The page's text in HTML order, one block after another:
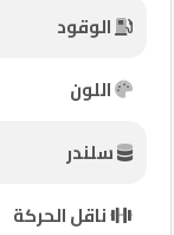
بنا
المنتدى
كيو
الوقود
اللون
سلندر
ناقل الحركة